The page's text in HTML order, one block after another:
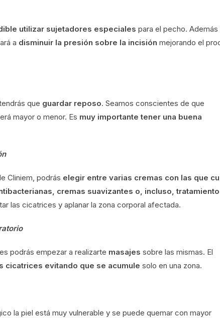
utilizar sujetadores especiales para el pecho. Además
a disminuir la presión sobre la incisión mejorando el
que guardar reposo. Seamos conscientes de que
mayor o menor. Es muy importante tener una buena
Cliniem, podrás elegir entre varias cremas con las que
cremas suavizantes o, incluso,
las cicatrices y aplanar la zona corporal afectada.
podrás empezar a realizarte masajes sobre las mismas. El
cicatrices evitando que se acumule solo en una zona.
la piel está muy vulnerable y se puede quemar con mayor